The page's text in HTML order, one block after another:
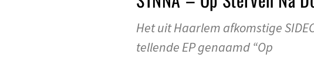
Het uit Haarlem afkomstige
tellende EP genaamd “Op